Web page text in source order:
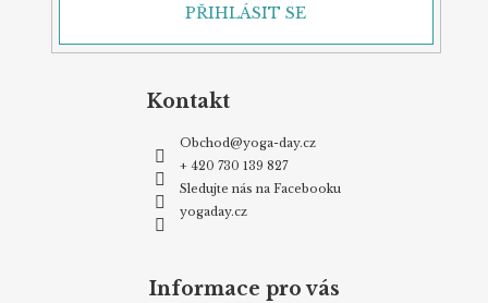
PŘIHLÁSIT SE
Kontakt
Obchod@yoga-day.cz
+ 420 730 139 827
Sledujte nás na Facebooku
yogaday.cz
Informace pro vás